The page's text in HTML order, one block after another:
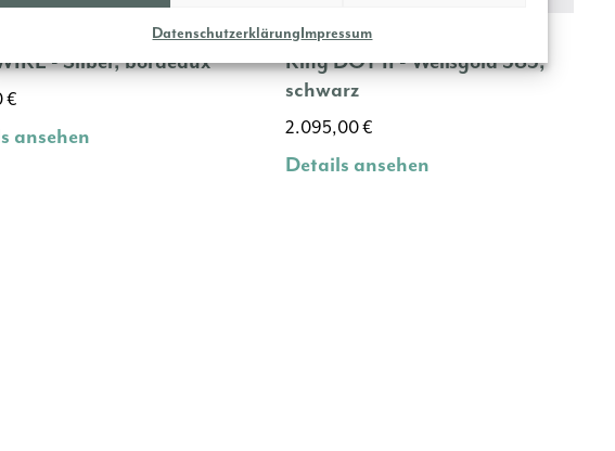
DatenschutzerklärungImpressum
- Silber, bordeaux
€
ansehen
Ring DOT II - Weißgold 585,
schwarz
2.095,00€
Details ansehen